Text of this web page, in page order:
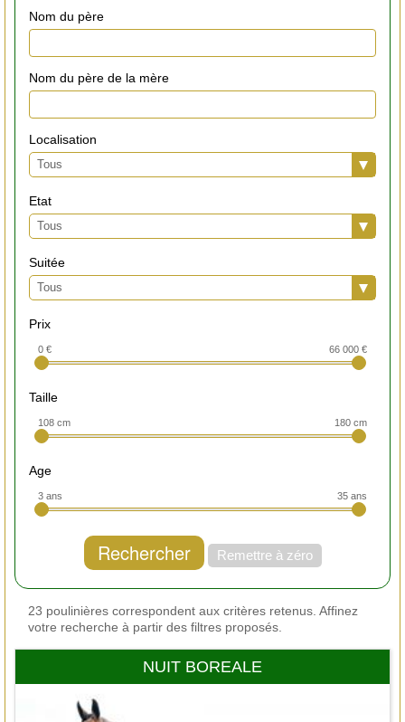
Nom du père
Nom du père de la mère
Localisation
Tous
Etat
Tous
Suitée
Tous
Prix
0 € 66 000 €
Taille
108 cm 180 cm
Age
3 ans 35 ans
Rechercher Remettre à zéro
23 poulinières correspondent aux critères retenus. Affinez
votre recherche à partir des filtres proposés.
NUIT BOREALE